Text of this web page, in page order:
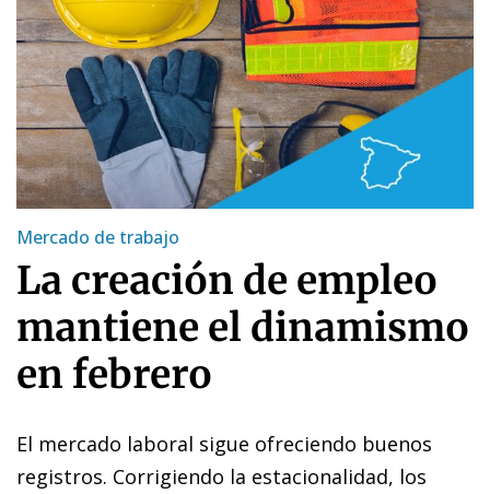
Mercado de trabajo
La creación de empleo
mantiene el dinamismo
en febrero
El mercado laboral sigue ofreciendo buenos
registros. Corrigiendo la estacionalidad, los